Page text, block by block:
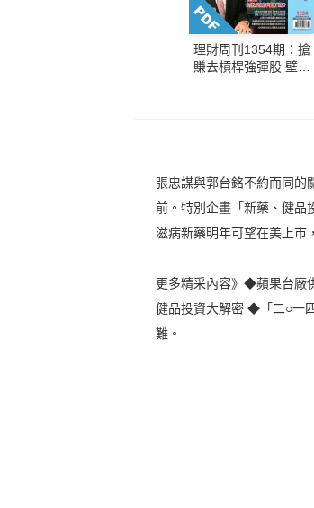
理財周刊1354期：搶
賺去槓桿強彈股 壁紙
張忠謀與郭台銘不約而同的
前。特別企畫「新藥、健品
滋病新藥明年可望在美上市
更多精采內容》◆蘋果台廠
健品投資大解密 ◆「二○一
難。